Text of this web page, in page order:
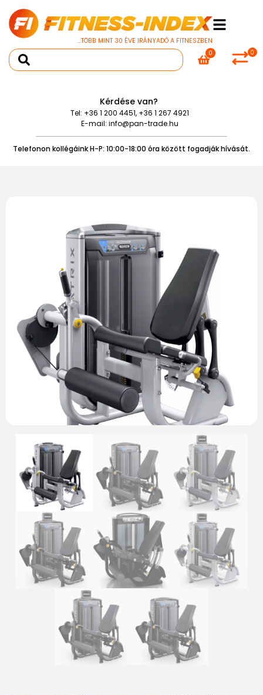
...TÖBB MINT 30 ÉVE IRÁNYADÓ A FITNESZBEN
0
0
Kérdése van?
Tel: +36 1 200 4451, +36 1 267 4921
E-mail: info@pan-trade.hu
Telefonon kollégáink H-P: 10:00-18:00 óra között fogadják hívását.